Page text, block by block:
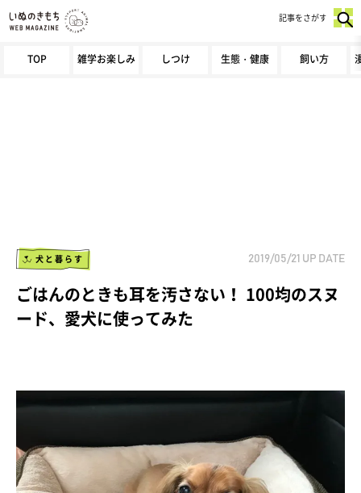
TOP 雑学お楽しみ しつけ 生態・健康 飼い方
記事をさがす
犬と暮らす 2019/05/21 UP DATE
ごはんのときも耳を汚さない！ 100均のスヌ
ード、愛犬に使ってみた